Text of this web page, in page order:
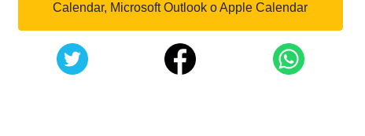
Calendar, Microsoft Outlook o Apple Calendar